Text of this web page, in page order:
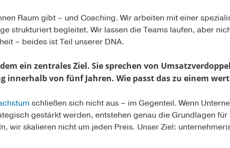
Raum gibt – und Coaching. Wir arbeiten mit einer
strukturiert begleitet. Wir lassen die Teams laufen, aber
– beides ist Teil unserer DNA.
ein zentrales Ziel. Sie sprechen von
innerhalb von fünf Jahren. Wie passt das zu einem
schließen sich nicht aus – im Gegenteil. Wenn
gestärkt werden, entstehen genau die Grundlagen
wir skalieren nicht um jeden Preis. Unser Ziel: